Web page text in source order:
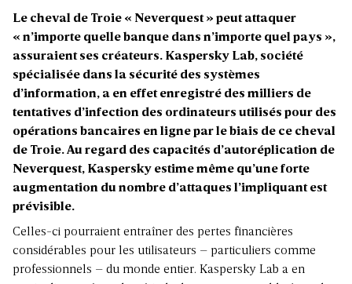
Le cheval de Troie « Neverquest » peut attaquer
« n’importe quelle banque dans n’importe quel pays »,
assuraient ses créateurs. Kaspersky Lab, société
spécialisée dans la sécurité des systèmes
d’information, a en effet enregistré des milliers de
tentatives d’infection des ordinateurs utilisés pour des
opérations bancaires en ligne par le biais de ce cheval
de Troie. Au regard des capacités d’autoréplication de
Neverquest, Kaspersky estime même qu’une forte
augmentation du nombre d’attaques l’impliquant est
prévisible.
Celles-ci pourraient entraîner des pertes financières
considérables pour les utilisateurs – particuliers comme
professionnels – du monde entier. Kaspersky Lab a en